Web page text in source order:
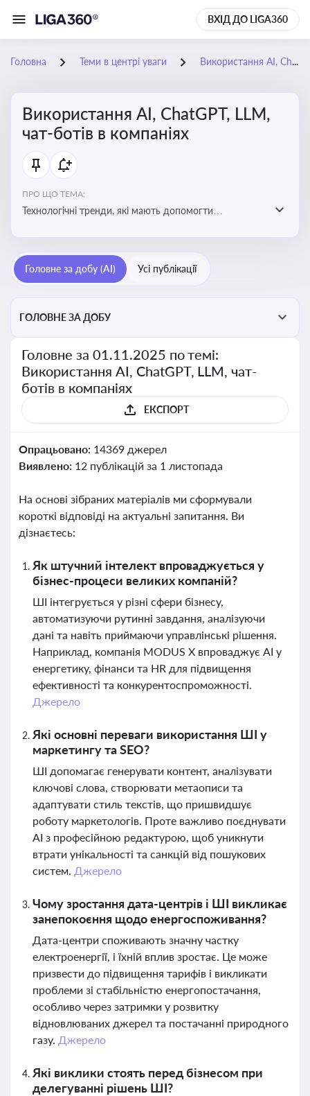
ВХІД ДО LIGA360
Головна Теми в центрі уваги Використання AI, ChatGPT, LLM, чат-ботів в компаніях
Використання AI, ChatGPT, LLM,
чат-ботів в компаніях
ПРО ЩО ТЕМА:
Технологічні тренди, які мають допомогти
ефективність і знизити витрати компаній
Головне за добу (AI) Усі публікації
ГОЛОВНЕ ЗА ДОБУ
Головне за 01.11.2025 по темі:
Використання AI, ChatGPT, LLM, чат-
ботів в компаніях
ЕКСПОРТ
Опрацьовано: 14369 джерел
Виявлено: 12 публікацій за 1 листопада
На основі зібраних матеріалів ми сформували
короткі відповіді на актуальні запитання. Ви
дізнаєтесь:
Як штучний інтелект впроваджується у
бізнес-процеси великих компаній?
ШІ інтегрується у різні сфери бізнесу,
автоматизуючи рутинні завдання, аналізуючи
дані та навіть приймаючи управлінські рішення.
Наприклад, компанія MODUS X впроваджує AI у
енергетику, фінанси та HR для підвищення
ефективності та конкурентоспроможності.
Джерело
Які основні переваги використання ШІ у
маркетингу та SEO?
ШІ допомагає генерувати контент, аналізувати
ключові слова, створювати метаописи та
адаптувати стиль текстів, що пришвидшує
роботу маркетологів. Проте важливо поєднувати
AI з професійною редактурою, щоб уникнути
втрати унікальності та санкцій від пошукових
систем. Джерело
Чому зростання дата-центрів і ШІ викликає
занепокоєння щодо енергоспоживання?
Дата-центри споживають значну частку
електроенергії, і їхній вплив зростає. Це може
призвести до підвищення тарифів і викликати
проблеми зі стабільністю енергопостачання,
особливо через затримки у розвитку
відновлюваних джерел та постачанні природного
газу. Джерело
Які виклики стоять перед бізнесом при
делегуванні рішень ШІ?